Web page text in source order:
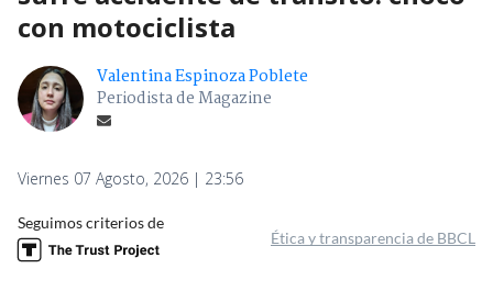
con motociclista
Valentina Espinoza Poblete
Periodista de Magazine
Viernes 07 Agosto, 2026 | 23:56
Seguimos criterios de
Ética y transparencia de BBCL